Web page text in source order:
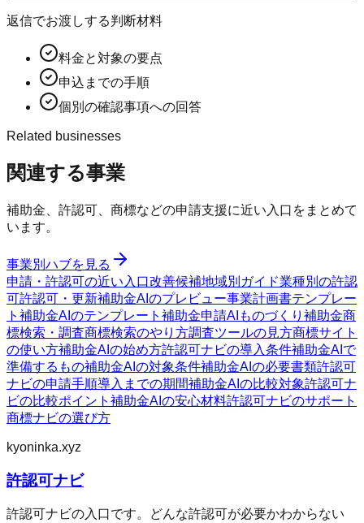
返信でお渡しする判断材料
料金と対象の要点
申込までの手順
個別の確認事項への回答
Related businesses
関連する事業
補助金、許認可、商標などの申請支援に近い入口をまとめて
います。
事業別ハブを見る
申請・許認可の近い入口改善候補地域別ガイド業種別の許認
可許認可・更新補助金AIのプレビュー事業計画書テンプレー
ト 補助金AIのテンプレート 補助金申請AI ものづくり補助金商
標検索・調査商標検索のやり方調査ツールの見方商標サイト
の使い方補助金AIの始め方許認可ナビの導入条件補助金AIで
準備するもの補助金AIの対象条件補助金AIの必要書類許認可
ナビの申請手順導入までの期間補助金AIの比較対象許認可ナ
ビの比較ポイント 補助金AIの安心材料許認可ナビのサポート
商標ナビの選び方
kyoninka.xyz
許認可ナビ
許認可ナビの入口です。どんな許認可が必要かわからない